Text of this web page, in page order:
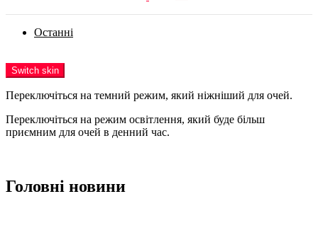
Останні
Switch skin
Переключіться на темний режим, який ніжніший для очей.
Переключіться на режим освітлення, який буде більш
приємним для очей в денний час.
Головні новини